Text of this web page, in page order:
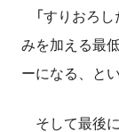
「すりおろし
みを加える最
ーになる、とい
そして最後に